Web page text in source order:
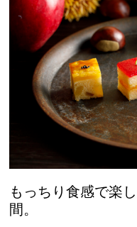
もっちり食感で楽
間。